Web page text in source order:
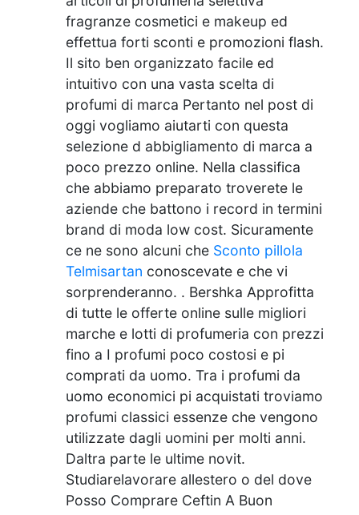
fragranze cosmetici e makeup ed
effettua forti sconti e promozioni flash.
Il sito ben organizzato facile ed
intuitivo con una vasta scelta di
profumi di marca Pertanto nel post di
oggi vogliamo aiutarti con questa
selezione d abbigliamento di marca a
poco prezzo online. Nella classifica
che abbiamo preparato troverete le
aziende che battono i record in termini
brand di moda low cost. Sicuramente
ce ne sono alcuni che Sconto pillola
Telmisartan conoscevate e che vi
sorprenderanno. . Bershka Approfitta
di tutte le offerte online sulle migliori
marche e lotti di profumeria con prezzi
fino a I profumi poco costosi e pi
comprati da uomo. Tra i profumi da
uomo economici pi acquistati troviamo
profumi classici essenze che vengono
utilizzate dagli uomini per molti anni.
Daltra parte le ultime novit.
Studiarelavorare allestero o del dove
Posso Comprare Ceftin A Buon